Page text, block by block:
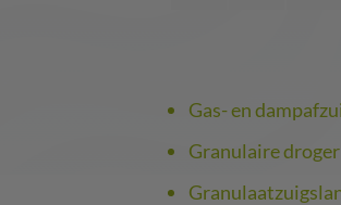
Gas- en
Granulaire droger